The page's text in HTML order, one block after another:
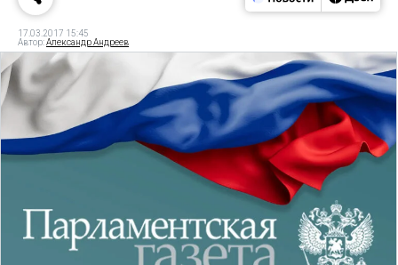
17.03.2017 15:45
Автор:Александр Андреев